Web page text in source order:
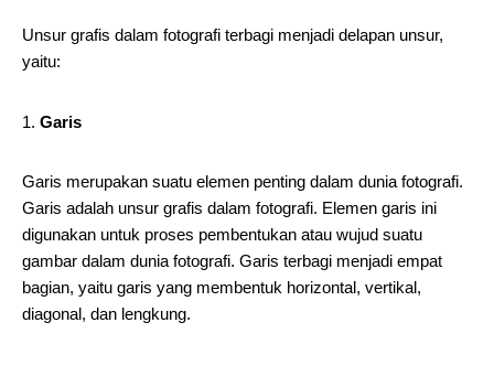
Unsur grafis dalam fotografi terbagi menjadi delapan unsur,
yaitu:
Garis
Garis merupakan suatu elemen penting dalam dunia fotografi.
Garis adalah unsur grafis dalam fotografi. Elemen garis ini
digunakan untuk proses pembentukan atau wujud suatu
gambar dalam dunia fotografi. Garis terbagi menjadi empat
bagian, yaitu garis yang membentuk horizontal, vertikal,
diagonal, dan lengkung.